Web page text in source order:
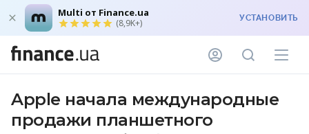
Multi от Finance.ua
(8,9K+) УСТАНОВИТЬ
Apple начала международные
продажи планшетного